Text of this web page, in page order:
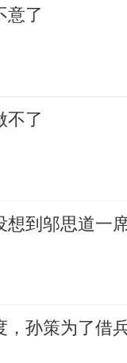
意了
不了
到邬思道一
，孙策为了借